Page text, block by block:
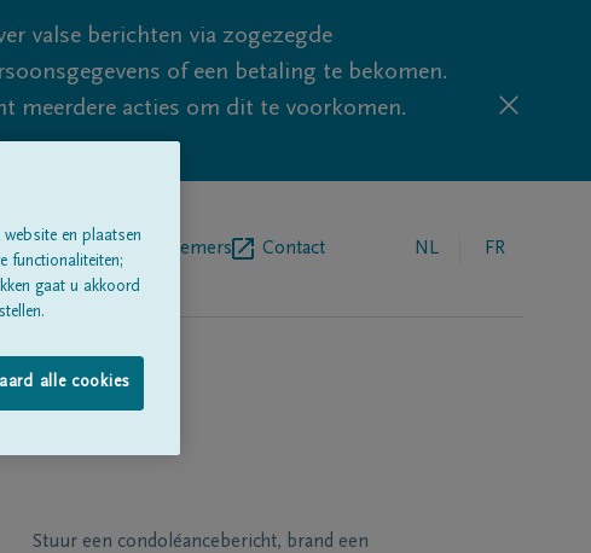
valse berichten via zogezegde
of een betaling te bekomen.
meerdere acties om dit te voorkomen.
ons Begrafenisondernemers Contact NL FR
Stuur een condoléancebericht, brand een
en plaatsen
functionaliteiten;
gaat u akkoord
alle cookies